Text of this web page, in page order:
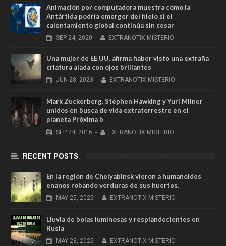
Animación por computadora muestra cómo la
Antártida podría emerger del hielo si el
calentamiento global continúa sin cesar
SEP 24, 2020 - EXTRANOTIX MISTERIO
Una mujer de EE.UU. afirma haber visto una extraña
criatura alada con ojos brillantes
JUN 28, 2023 - EXTRANOTIX MISTERIO
Mark Zuckerberg, Stephen Hawking y Yuri Milner
unidos en busca de vida extraterrestre en el
planeta Próxima b
SEP 24, 2016 - EXTRANOTIX MISTERIO
RECENT POSTS
En la región de Chelyabinsk vieron a humanoides
enanos robando verduras de sus huertos.
MAY 25, 2025 - EXTRANOTIX MISTERIO
Lluvia de bolas luminosas y resplandecientes en
Rusia
MAY 23, 2025 - EXTRANOTIX MISTERIO